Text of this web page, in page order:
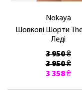
Nokaya
Шовкові Шорти
Леді
3 950 ₴
3 950 ₴
3 358 ₴